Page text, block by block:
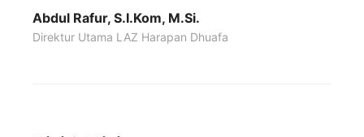
Abdul Rafur, S.I.Kom, M.Si.
Direktur Utama LAZ Harapan Dhuafa